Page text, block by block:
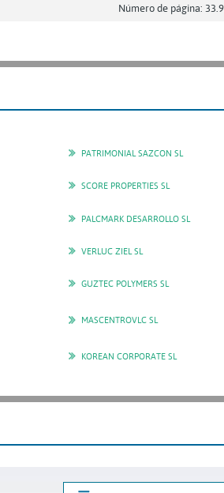
Número de página:
PATRIMONIAL SAZCON SL
SCORE PROPERTIES SL
PALCMARK DESARROLLO SL
VERLUC ZIEL SL
GUZTEC POLYMERS SL
MASCENTROVLC SL
KOREAN CORPORATE SL